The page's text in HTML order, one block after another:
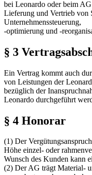
bei Leonardo oder beim
Lieferung und Vertrieb von
Unternehmenssteuerung,
-optimierung und -
§ 3
Ein Vertrag kommt auch
von Leistungen der
bezüglich der
Leonardo durchgeführt
§ 4 Honorar
(1) Der
Höhe einzel- oder
Wunsch des Kunden kann
(2) Der AG trägt Material-